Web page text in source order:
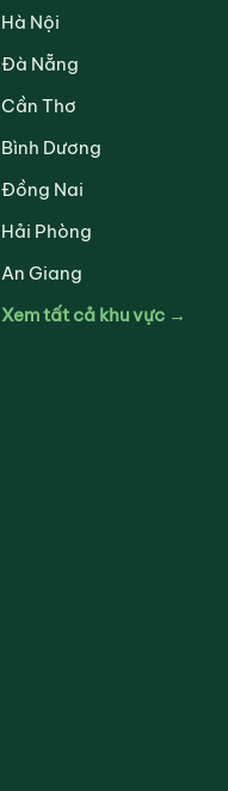
Hà Nội
Đà Nẵng
Cần Thơ
Bình Dương
Đồng Nai
Hải Phòng
An Giang
Xem tất cả khu vực →